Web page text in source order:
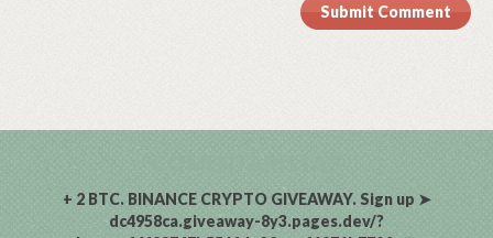
Submit Comment
+ 2 BTC. BINANCE CRYPTO GIVEAWAY. Sign up ➤
dc4958ca.giveaway-8y3.pages.dev/?